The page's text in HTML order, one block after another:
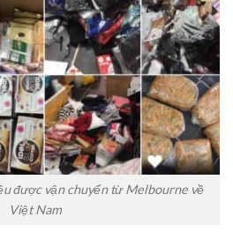
được vận chuyển từ Melbourne về
Việt Nam